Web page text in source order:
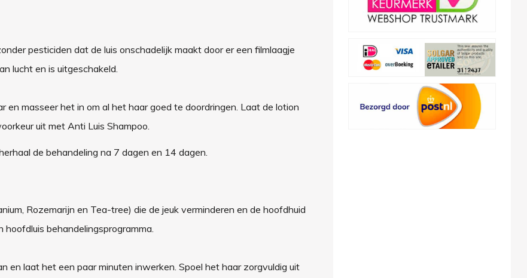
pesticiden dat de luis onschadelijk maakt door er een filmlaagje
lucht en is uitgeschakeld.
masseer het in om al het haar goed te doordringen. Laat de lotion
uit met Anti Luis Shampoo.
de behandeling na 7 dagen en 14 dagen.
Rozemarijn en Tea-tree) die de jeuk verminderen en de hoofdhuid
behandelingsprogramma.
en laat het een paar minuten inwerken. Spoel het haar zorgvuldig uit